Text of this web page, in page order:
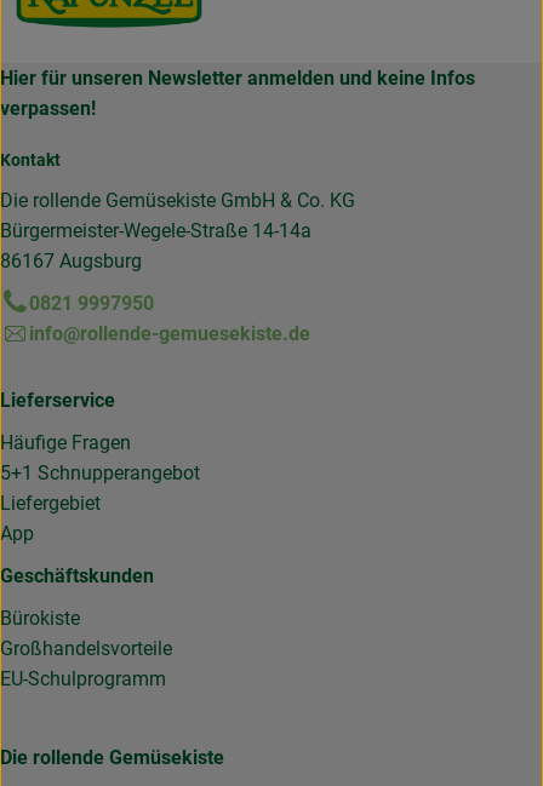
Hier für unseren Newsletter anmelden und keine Infos
verpassen!
Kontakt
Die rollende Gemüsekiste GmbH & Co. KG
Bürgermeister-Wegele-Straße 14-14a
86167 Augsburg
0821 9997950
info@rollende-gemuesekiste.de
Lieferservice
Häufige Fragen
5+1 Schnupperangebot
Liefergebiet
App
Geschäftskunden
Bürokiste
Großhandelsvorteile
EU-Schulprogramm
Die rollende Gemüsekiste